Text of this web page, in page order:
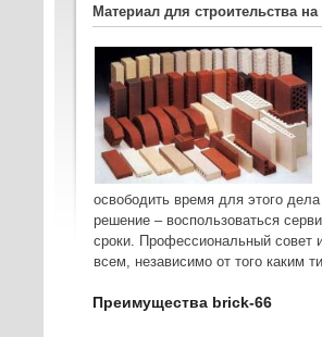
Материал для строительства
освободить время для этого
решение – воспользоваться
сроки. Профессиональный совет
всем, независимо от того каким
Преимущества brick-66